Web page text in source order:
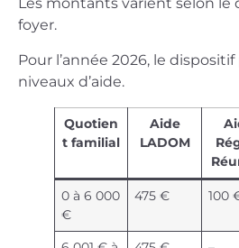
Les montants varient selon
foyer.
Pour l’année 2026, le
niveaux d’aide.
Quotien
t familial
Aide
LADOM
0 à 6 000
€
475 € 100